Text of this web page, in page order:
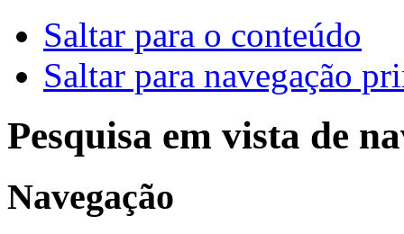
Saltar para o conteúdo
Saltar para navegação
Pesquisa em vista de
Navegação